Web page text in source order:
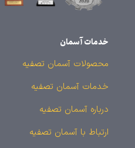
خدمات آسمان
محصولات آسمان تصفیه
خدمات آسمان تصفیه
درباره آسمان تصفیه
ارتباط با آسمان تصفیه